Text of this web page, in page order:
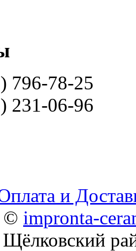
796-78-25
231-06-96
и
© impronta-